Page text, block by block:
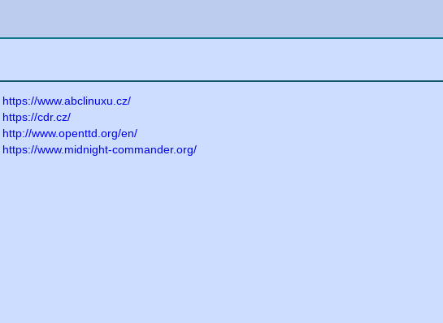
https://www.abclinuxu.cz/
https://cdr.cz/
http://www.openttd.org/en/
https://www.midnight-commander.org/